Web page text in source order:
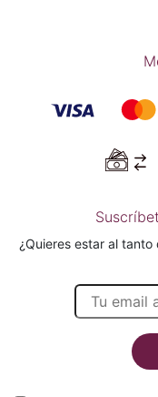
¿Quieres estar al